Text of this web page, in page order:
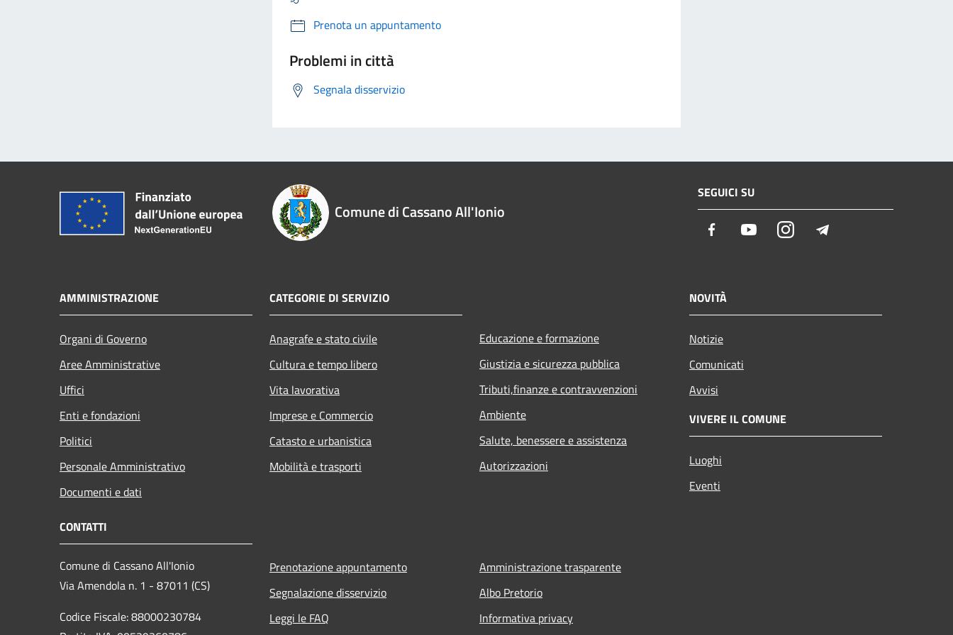
Prenota un appuntamento
Problemi in città
Segnala disservizio
Comune di Cassano All'Ionio
SEGUICI SU
Facebook YoutubeInstagram
AMMINISTRAZIONE
Organi di Governo
Aree Amministrative
Uffici
Enti e fondazioni
Politici
Personale Amministrativo
Documenti e dati
CATEGORIE DI SERVIZIO
Anagrafe e stato civile
Cultura e tempo libero
Vita lavorativa
Imprese e Commercio
Catasto e urbanistica
Mobilità e trasporti
Educazione e formazione
Giustizia e sicurezza pubblica
Tributi,finanze e contravvenzioni
Ambiente
Salute, benessere e assistenza
Autorizzazioni
NOVITÀ
Notizie
Comunicati
Avvisi
VIVERE IL COMUNE
Luoghi
Eventi
CONTATTI
Comune di Cassano All'Ionio
Via Amendola n. 1 - 87011 (CS)
Codice Fiscale: 88000230784
Prenotazione appuntamento
Segnalazione disservizio
Leggi le FAQ
Amministrazione trasparente
Albo Pretorio
Informativa privacy